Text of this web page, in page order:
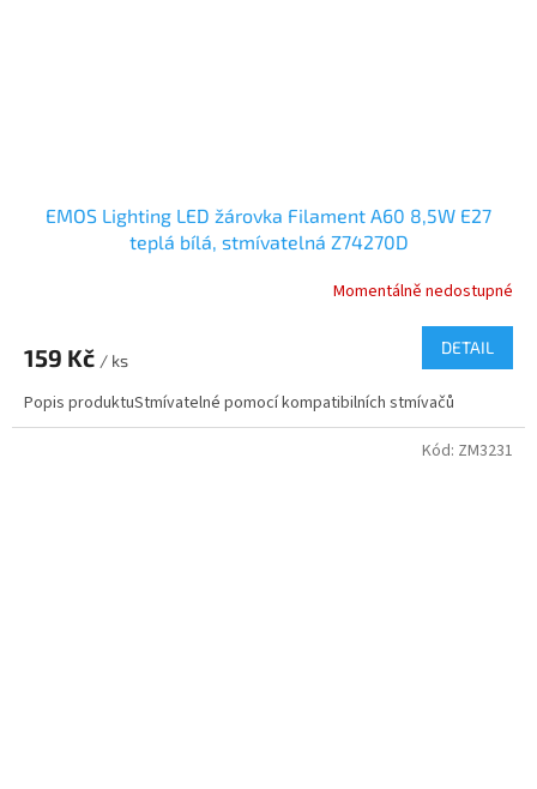
EMOS Lighting LED žárovka Filament A60 8,5W E27
teplá bílá, stmívatelná Z74270D
Momentálně nedostupné
159 Kč / ks
DETAIL
Popis produktuStmívatelné pomocí kompatibilních stmívačů
Kód: ZM3231